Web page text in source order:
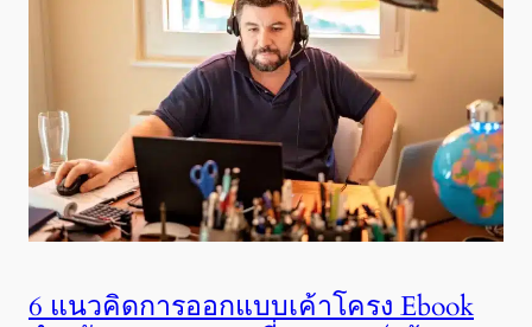
6 แนวคิดการออกแบบเค้าโครง Ebook